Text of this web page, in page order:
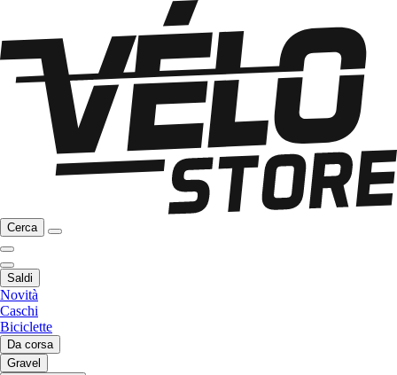
Cerca
Saldi
Novità
Caschi
Biciclette
Da corsa
Gravel